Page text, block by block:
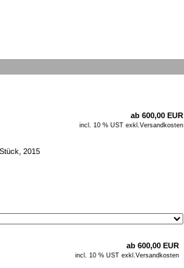
ab 600,00 EUR
incl. 10 % UST exkl.Versandkosten
2015
ab 600,00 EUR
incl. 10 % UST exkl.Versandkosten